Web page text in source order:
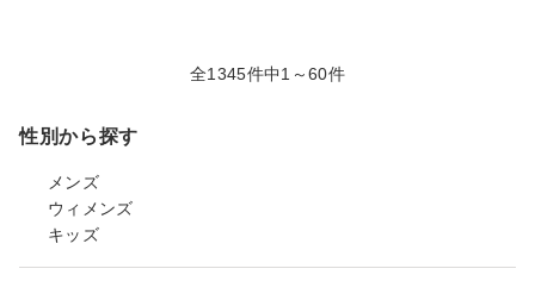
全1345件中1～60件
性別から探す
メンズ
ウィメンズ
キッズ